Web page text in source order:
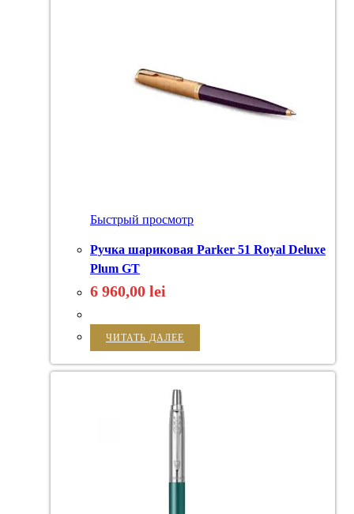
Быстрый просмотр
Ручка шариковая Parker 51 Royal Deluxe
Plum GT
6 960,00 lei
ЧИТАТЬ ДАЛЕЕ